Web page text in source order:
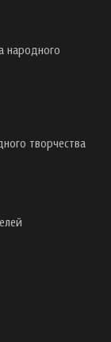
народного
творчества